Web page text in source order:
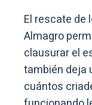
El rescate de
Almagro
clausurar el
también deja
cuántos